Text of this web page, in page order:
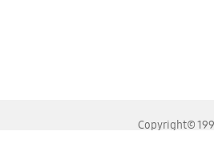
Copyright©